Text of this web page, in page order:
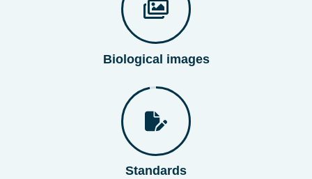
Biological images
Standards